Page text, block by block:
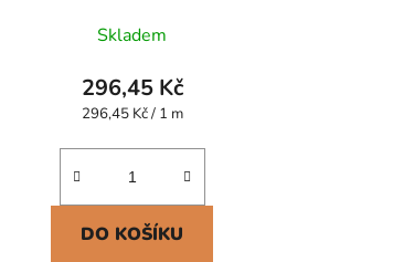
Skladem
296,45 Kč
Měrná
296,45 Kč / 1 m
DO KOŠÍKU